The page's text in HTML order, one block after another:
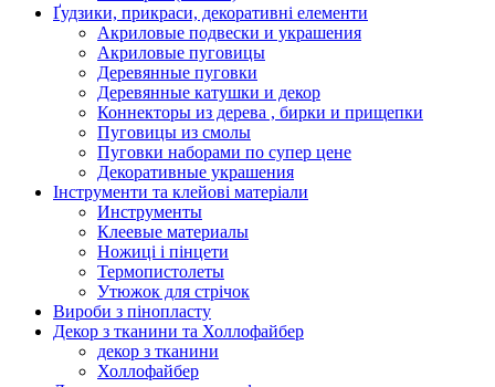
Ґудзики, прикраси, декоративні елементи
Акриловые подвески и украшения
Акриловые пуговицы
Деревянные пуговки
Деревянные катушки и декор
Коннекторы из дерева , бирки и прищепки
Пуговицы из смолы
Пуговки наборами по супер цене
Декоративные украшения
Інструменти та клейові матеріали
Инструменты
Клеевые материалы
Ножиці і пінцети
Термопистолеты
Утюжок для стрічок
Вироби з пінопласту
Декор з тканини та Холлофайбер
декор з тканини
Холлофайбер